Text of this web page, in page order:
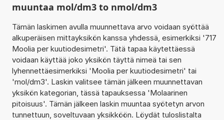
muuntaa mol/dm3 to nmol/dm3
Tämän laskimen avulla muunnettava arvo voidaan syöttää
alkuperäisen mittayksikön kanssa yhdessä, esimerkiksi '717
Moolia per kuutiodesimetri'. Tätä tapaa käytettäessä
voidaan käyttää joko yksikön täyttä nimeä tai sen
lyhennettäesimerkiksi 'Moolia per kuutiodesimetri' tai
'mol/dm3'. Laskin valitsee tämän jälkeen muunnettavan
yksikön kategorian, tässä tapauksessa 'Molaarinen
pitoisuus'. Tämän jälkeen laskin muuntaa syötetyn arvon
tunnettuun, soveltuvaan yksikköön. Löydät tuloslistalta